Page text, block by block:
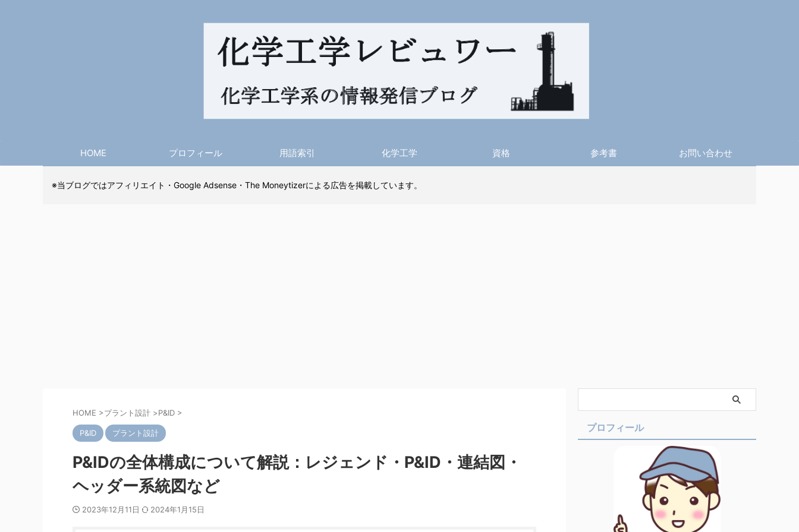
HOME プロフィール 用語索引 化学工学 資格 参考書 お問い合わせ
※当ブログではアフィリエイト・Google Adsense・The Moneytizerによる広告を掲載しています。
HOME >プラント設計 >P&ID >
P&ID プラント設計
P&IDの全体構成について解説：レジェンド・P&ID・連結図・
ヘッダー系統図など
2023年12月11日 2024年1月15日
プロフィール